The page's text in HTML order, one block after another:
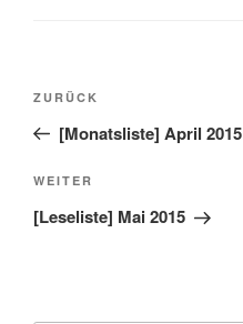
Beitragsnavigation
Vorheriger
Beitrag
ZURÜCK
[Monatsliste] April 2015
Nächster
Beitrag
WEITER
[Leseliste] Mai 2015